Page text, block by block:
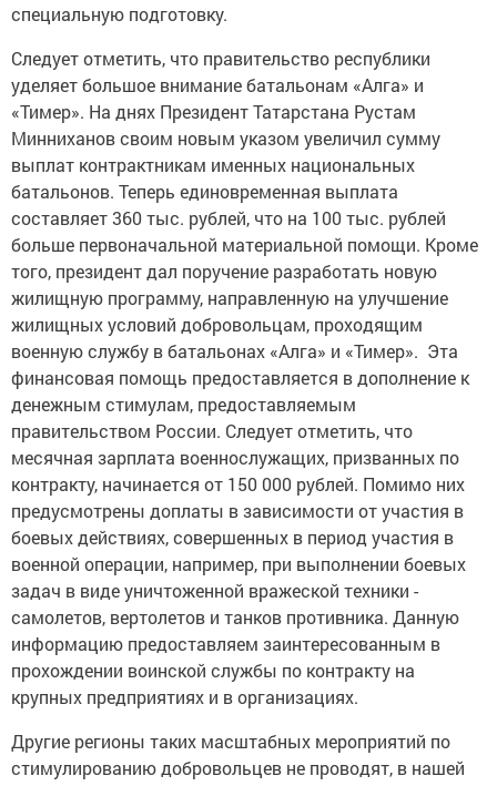
специальную подготовку.
Следует отметить, что правительство республики
уделяет большое внимание батальонам «Алга» и
«Тимер». На днях Президент Татарстана Рустам
Минниханов своим новым указом увеличил сумму
выплат контрактникам именных национальных
батальонов. Теперь единовременная выплата
составляет 360 тыс. рублей, что на 100 тыс. рублей
больше первоначальной материальной помощи. Кроме
того, президент дал поручение разработать новую
жилищную программу, направленную на улучшение
жилищных условий добровольцам, проходящим
военную службу в батальонах «Алга» и «Тимер». Эта
финансовая помощь предоставляется в дополнение к
денежным стимулам, предоставляемым
правительством России. Следует отметить, что
месячная зарплата военнослужащих, призванных по
контракту, начинается от 150 000 рублей. Помимо них
предусмотрены доплаты в зависимости от участия в
боевых действиях, совершенных в период участия в
военной операции, например, при выполнении боевых
задач в виде уничтоженной вражеской техники -
самолетов, вертолетов и танков противника. Данную
информацию предоставляем заинтересованным в
прохождении воинской службы по контракту на
крупных предприятиях и в организациях.
Другие регионы таких масштабных мероприятий по
стимулированию добровольцев не проводят, в нашей